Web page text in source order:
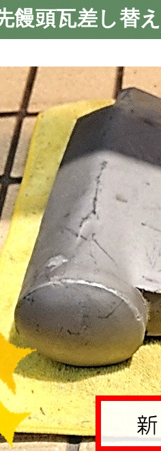
饅頭瓦差し替